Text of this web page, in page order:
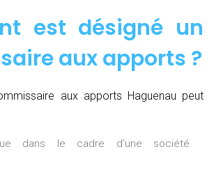
est désigné un
aux apports ?
aux apports Haguenau peut
dans le cadre d’une société